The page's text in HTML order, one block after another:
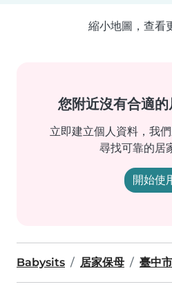
縮小地圖，查看
您附近沒有合適的
立即建立個人資料，我
尋找可靠的居
開始使
Babysits 居家保母 臺中市